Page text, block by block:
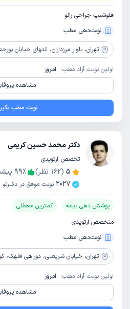
فلوشیپ جراحی زانو
نوبت‌دهی مطب
تهران، بلوار مرزداران، انتهای خیابان پورجعفری ( ایثار
اولین نوبت آزاد مطب: امروز
مشاهده
نوبت مطب
دکتر محمد حسین کریمی
تخصص ارتوپدی
5
(
162 نظر) 99٪
2027 نوبت موفق در دکترتو
پوشش دهی بیمه
کمترین معطلی
متخصص ارتوپدی
نوبت‌دهی مطب
تهران، خیابان شریعتی، دوراهی قلهک، کوچه
اولین نوبت آزاد مطب: امروز
مشاهده